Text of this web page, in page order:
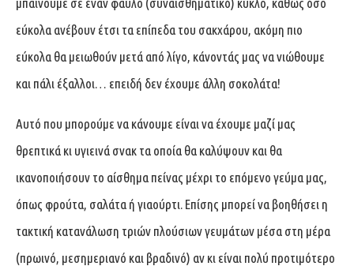
εύκολα ανέβουν έτσι τα επίπεδα του σακχάρου, ακόμη πιο
εύκολα θα μειωθούν μετά από λίγο, κάνοντάς μας να νιώθουμε
και πάλι έξαλλοι… επειδή δεν έχουμε άλλη σοκολάτα!
Αυτό που μπορούμε να κάνουμε είναι να έχουμε μαζί μας
θρεπτικά κι υγιεινά σνακ τα οποία θα καλύψουν και θα
ικανοποιήσουν το αίσθημα πείνας μέχρι το επόμενο γεύμα μας,
όπως φρούτα, σαλάτα ή γιαούρτι. Επίσης μπορεί να βοηθήσει η
τακτική κατανάλωση τριών πλούσιων γευμάτων μέσα στη μέρα
(πρωινό, μεσημεριανό και βραδινό) αν κι είναι πολύ προτιμότερο